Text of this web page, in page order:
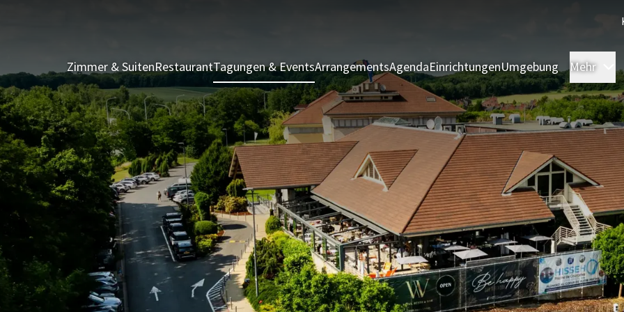
Zimmer & SuitenRestaurantTagungen & EventsArrangementsAgendaEinrichtungenUmgebung Mehr